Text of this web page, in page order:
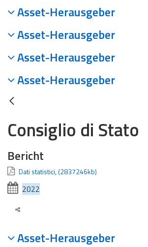
Asset-Herausgeber
Asset-Herausgeber
Asset-Herausgeber
Asset-Herausgeber
Consiglio di Stato
Bericht
Dati statistici,(2837246kb)
2022
Asset-Herausgeber